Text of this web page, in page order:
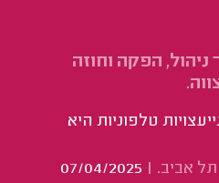
ניהול, הפקה וחוזה
טלפוניות היא
תל אביב. |
07/04/2025